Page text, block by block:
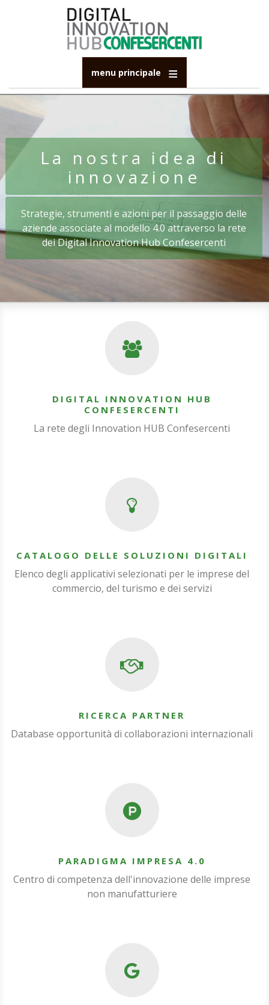
menu principale
La nostra idea di
innovazione
Strategie, strumenti e azioni per il passaggio delle
aziende associate al modello 4.0 attraverso la rete
dei Digital Innovation Hub Confesercenti
DIGITAL INNOVATION HUB
CONFESERCENTI
La rete degli Innovation HUB Confesercenti
CATALOGO DELLE SOLUZIONI DIGITALI
Elenco degli applicativi selezionati per le imprese del
commercio, del turismo e dei servizi
RICERCA PARTNER
Database opportunità di collaborazioni internazionali
PARADIGMA IMPRESA 4.0
Centro di competenza dell'innovazione delle imprese
non manufatturiere